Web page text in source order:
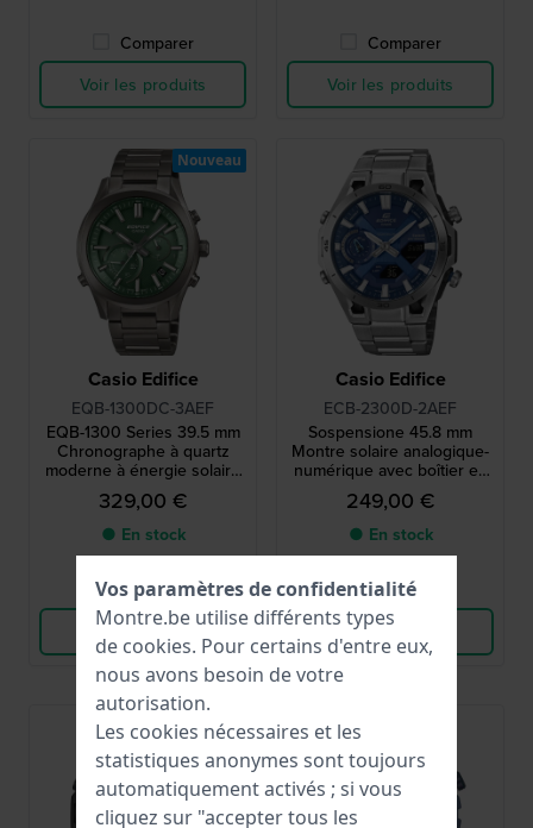
Comparer
Voir les produits
Comparer
Voir les produits
Casio Edifice
EQB-1300DC-3AEF
EQB-1300 Series 39.5 mm
Chronographe à quartz
moderne à énergie solaire
avec liaison smartphone
329,00 €
● En stock
Comparer
Voir les produits
Nouveau
Casio Edifice
ECB-2300D-2AEF
Sospensione 45.8 mm
Montre solaire analogique-
numérique avec boîtier en
carbone et Bluetooth
249,00 €
● En stock
Comparer
Voir les produits
Vos paramètres de confidentialité
Montre.be utilise différents types
de cookies. Pour certains d'entre eux,
nous avons besoin de votre
autorisation.
Les cookies nécessaires et les
statistiques anonymes sont toujours
automatiquement activés ; si vous
cliquez sur "accepter tous les